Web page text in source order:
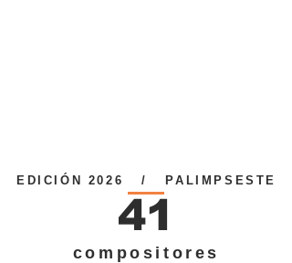
EDICIÓN 2026 / PALIMPSESTE
41
compositores